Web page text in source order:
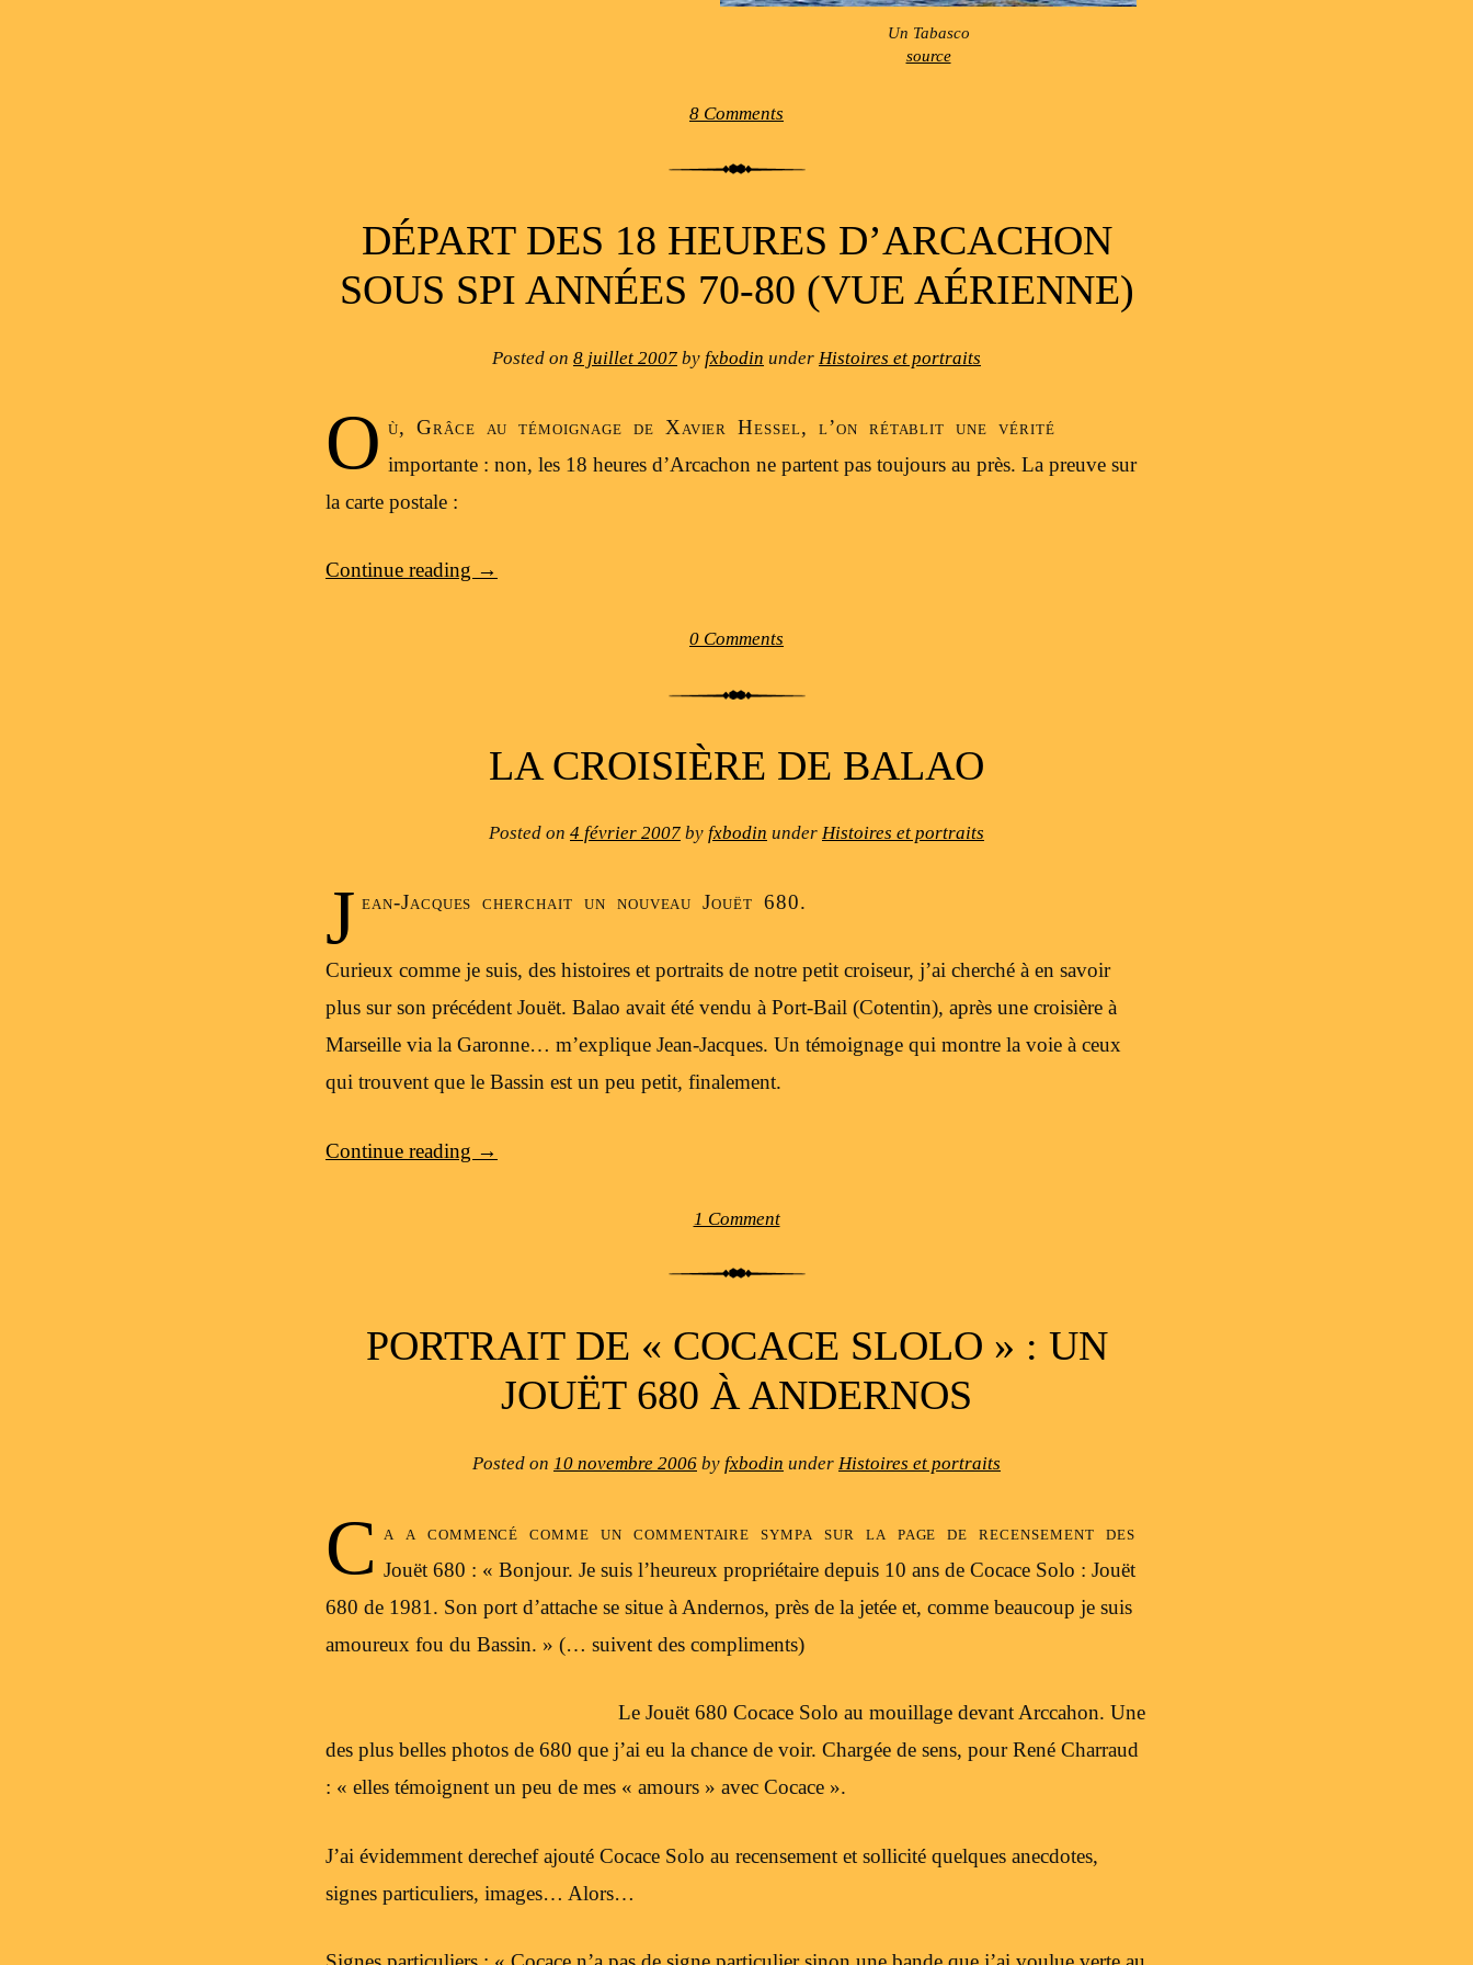
Un Tabasco
source
8 Comments
DÉPART DES 18 HEURES D’ARCACHON
SOUS SPI ANNÉES 70-80 (VUE AÉRIENNE)
Posted on 8 juillet 2007 by fxbodin under Histoires et portraits
O ù, Grâce au témoignage de Xavier Hessel, l’on rétablit une vérité
importante : non, les 18 heures d’Arcachon ne partent pas toujours au près. La preuve sur
la carte postale :
Continue reading →
0 Comments
LA CROISIÈRE DE BALAO
Posted on 4 février 2007 by fxbodin under Histoires et portraits
J ean-Jacques cherchait un nouveau Jouët 680.
Curieux comme je suis, des histoires et portraits de notre petit croiseur, j’ai cherché à en savoir
plus sur son précédent Jouët. Balao avait été vendu à Port-Bail (Cotentin), après une croisière à
Marseille via la Garonne… m’explique Jean-Jacques. Un témoignage qui montre la voie à ceux
qui trouvent que le Bassin est un peu petit, finalement.
Continue reading →
1 Comment
PORTRAIT DE « COCACE SLOLO » : UN
JOUËT 680 À ANDERNOS
Posted on 10 novembre 2006 by fxbodin under Histoires et portraits
C a a commencé comme un commentaire sympa sur la page de recensement des
Jouët 680 : « Bonjour. Je suis l’heureux propriétaire depuis 10 ans de Cocace Solo : Jouët
680 de 1981. Son port d’attache se situe à Andernos, près de la jetée et, comme beaucoup je suis
amoureux fou du Bassin. » (… suivent des compliments)
Le Jouët 680 Cocace Solo au mouillage devant Arccahon. Une
des plus belles photos de 680 que j’ai eu la chance de voir. Chargée de sens, pour René Charraud
: « elles témoignent un peu de mes « amours » avec Cocace ».
J’ai évidemment derechef ajouté Cocace Solo au recensement et sollicité quelques anecdotes,
signes particuliers, images… Alors…